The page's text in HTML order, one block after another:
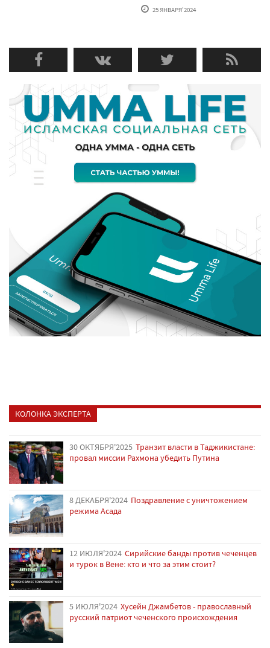
25 ЯНВАРЯ'2024
КОЛОНКА ЭКСПЕРТА
30 ОКТЯБРЯ'2025 Транзит власти в Таджикистане:
провал миссии Рахмона убедить Путина
8 ДЕКАБРЯ'2024 Поздравление с уничтожением
режима Асада
12 ИЮЛЯ'2024 Сирийские банды против чеченцев
и турок в Вене: кто и что за этим стоит?
5 ИЮЛЯ'2024 Хусейн Джамбетов - православный
русский патриот чеченского происхождения